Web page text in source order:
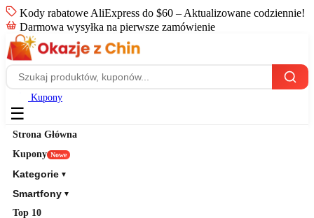
Kody rabatowe AliExpress do $60 – Aktualizowane codziennie!
Darmowa wysyłka na pierwsze zamówienie
Kupony
☰
Strona Główna
Kupony Nowe
Kategorie ▼
Smartfony ▼
Top 10